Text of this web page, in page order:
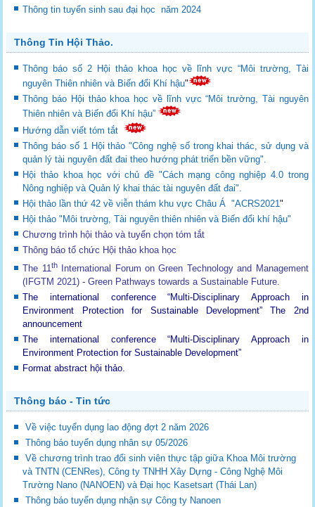
Thông tin tuyển sinh sau đại học năm 2024
Thông Tin Hội Thảo.
Thông báo số 2 Hội thảo khoa học về lĩnh vực “Môi trường, Tài
nguyên Thiên nhiên và Biến đổi Khí hậu"
Thông báo Hội thảo khoa học về lĩnh vực “Môi trường, Tài nguyên
Thiên nhiên và Biến đổi Khí hậu”
Hướng dẫn viết tóm tắt
Thông báo số 1 Hội thảo "Công nghệ số trong khai thác, sử dụng và
quản lý tài nguyên đất đai theo hướng phát triển bền vững".
Hội thảo khoa học với chủ đề "Cách mạng công nghiệp 4.0 trong
Nông nghiệp và Quản lý khai thác tài nguyên đất đai".
Hội thảo lần thứ 42 về viễn thám khu vực Châu Á "ACRS2021"
Hội thảo "Môi trường, Tài nguyên thiên nhiên và Biến đổi khí hậu"
Chương trình hội thảo và tuyển chọn tóm tắt
Thông báo tổ chức Hội thảo khoa học
The 11thInternational Forum on Green Technology and Management
(IFGTM 2021) - Green Pathways towards a Sustainable Future.
The international conference “Multi-Disciplinary Approach in
Environment Protection for Sustainable Development”The 2nd
announcement
The international conference “Multi-Disciplinary Approach in
Environment Protection for Sustainable Development”
Format abstract hội thảo.
Thông báo - Tin tức
Về việc tuyển dụng lao động đợt 2 năm 2026
Thông báo tuyển dụng nhân sự 05/2026
Về chương trình trao đổi sinh viên thực tập giữa Khoa Môi trường
và TNTN (CENRes), Công ty TNHH Xây Dựng - Công Nghệ Môi
Trường Nano (NANOEN) và Đại học Kasetsart (Thái Lan)
Thông báo tuyển dụng nhận sự Công ty Nanoen